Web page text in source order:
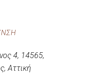
4, 14565,
Αττική